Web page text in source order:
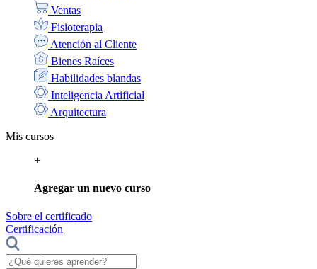
Ventas
Fisioterapia
Atención al Cliente
Bienes Raíces
Habilidades blandas
Inteligencia Artificial
Arquitectura
Mis cursos
+
Agregar un nuevo curso
Sobre el certificado
Certificación